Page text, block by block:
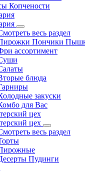
Копчености
весь раздел
Пончики
ассортимент
блюда
закуски
для Вас
цех
цех
весь раздел
Пудинги